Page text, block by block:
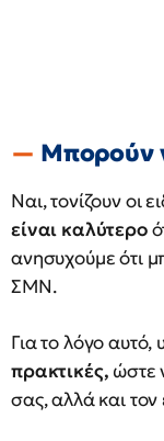
Μπορούν
Ναι, τονίζουν οι
είναι καλύτερο
ανησυχούμε ότι
ΣΜΝ.
Για το λόγο αυτό,
πρακτικές, ώστε
σας, αλλά και